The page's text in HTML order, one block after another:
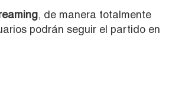
, de manera totalmente
podrán seguir el partido en